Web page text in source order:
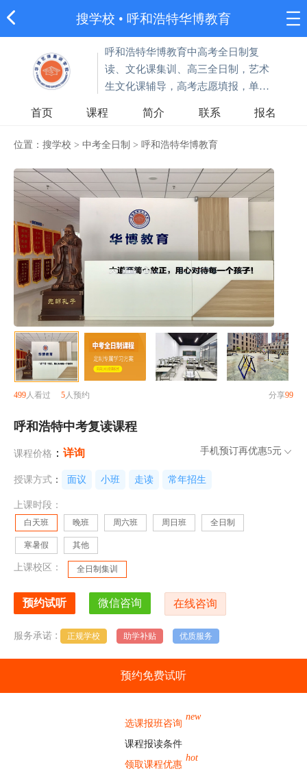
搜学校 • 呼和浩特华博教育
呼和浩特华博教育中高考全日制复
读、文化课集训、高三全日制，艺术
生文化课辅导，高考志愿填报，单招
首页 课程 简介 联系 报名
位置： 搜学校 > 中考全日制 > 呼和浩特华博教育
499人看过 5人预约 分享99
呼和浩特中考复读课程
课程价格 ： 详询 手机预订再优惠5元
授课方式 ： 面议 小班 走读 常年招生
上课时段：
白天班 晚班 周六班 周日班 全日制
寒暑假 其他
上课校区： 全日制集训
服务承诺 : 正规学校 助学补贴 优质服务
预约免费试听
选课报班咨询
new
课程报读条件
领取课程优惠
hot